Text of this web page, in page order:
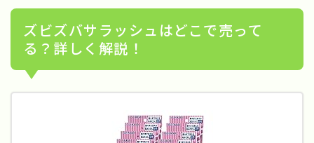
ズビズバサラッシュはどこで売って
る？詳しく解説！